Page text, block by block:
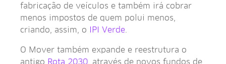
fabricação de veículos e também irá cobrar
menos impostos de quem polui menos,
criando, assim, o IPI Verde.
O Mover também expande e reestrutura o
antigo Rota 2030, através de novos fundos de